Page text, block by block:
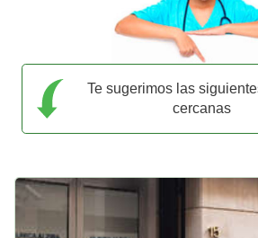
Te sugerimos las
cercanas